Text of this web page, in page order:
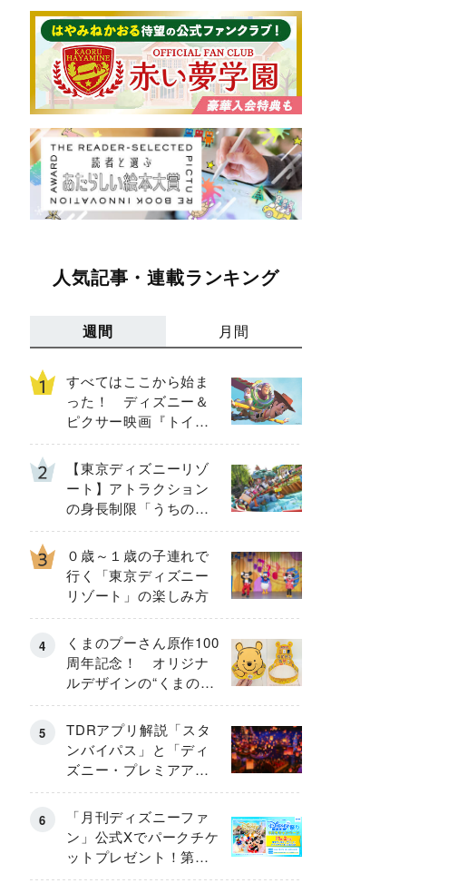
人気記事・連載ランキング
週間 月間
すべてはここから始ま
った！ ディズニー＆
ピクサー映画『トイ・
ストーリー』の主要キ
ャラクターを紹介
【東京ディズニーリゾ
ート】アトラクション
の身長制限「うちの
子、乗れる？」【81、
90、102、117㎝以上】
０歳～１歳の子連れで
行く「東京ディズニー
リゾート」の楽しみ方
くまのプーさん原作100
周年記念！ オリジナ
ルデザインの“くまのプ
ーさんデコ面”がかわい
すぎる♡
TDRアプリ解説「スタ
ンバイパス」と「ディ
ズニー・プレミアアク
セス」「プライオリテ
ィパス」「エントリー
受付」とは
「月刊ディズニーファ
ン」公式Xでパークチケ
ットプレゼント！第１
弾キャンペーン開始